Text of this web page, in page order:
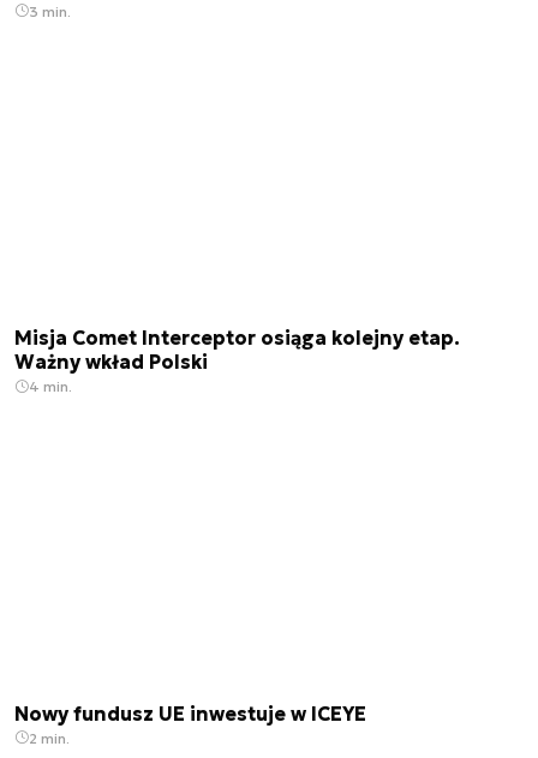
3 min.
Misja Comet Interceptor osiąga kolejny etap.
Ważny wkład Polski
4 min.
Nowy fundusz UE inwestuje w ICEYE
2 min.